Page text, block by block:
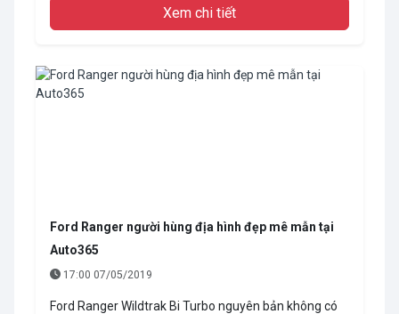
Xem chi tiết
Ford Ranger người hùng địa hình đẹp mê mẫn tại
Auto365
17:00 07/05/2019
Ford Ranger Wildtrak Bi Turbo nguyên bản không có